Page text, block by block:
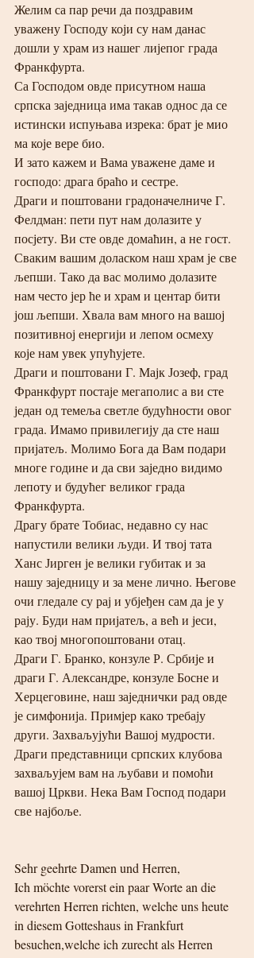
Желим са пар речи да поздравим
уважену Господу који су нам данас
дошли у храм из нашег лијепог града
Франкфурта.
Са Господом овде присутном наша
српска заједница има такав однос да се
истински испуњава изрека: брат је мио
ма које вере био.
И зато кажем и Вама уважене даме и
господо: драга браћо и сестре.
Драги и поштовани градоначелниче Г.
Фелдман: пети пут нам долазите у
посјету. Ви сте овде домаћин, а не гост.
Сваким вашим доласком наш храм је све
љепши. Тако да вас молимо долазите
нам често јер ће и храм и центар бити
још љепши. Хвала вам много на вашој
позитивној енергији и лепом осмеху
које нам увек упућујете.
Драги и поштовани Г. Мајк Јозеф, град
Франкфурт постаје мегаполис а ви сте
један од темеља светле будућности овог
града. Имамо привилегију да сте наш
пријатељ. Молимо Бога да Вам подари
многе године и да сви заједно видимо
лепоту и будућег великог града
Франкфурта.
Драгу брате Тобиас, недавно су нас
напустили велики људи. И твој тата
Ханс Јирген је велики губитак и за
нашу заједницу и за мене лично. Његове
очи гледале су рај и убјеђен сам да је у
рају. Буди нам пријатељ, а већ и јеси,
као твој многопоштовани отац.
Драги Г. Бранко, конзуле Р. Србије и
драги Г. Александре, конзуле Босне и
Херцеговине, наш заједнички рад овде
је симфонија. Примјер како требају
други. Захваљујући Вашој мудрости.
Драги представници српских клубова
захваљујем вам на љубави и помоћи
вашој Цркви. Нека Вам Господ подари
све најбоље.
Sehr geehrte Damen und Herren,
Ich möchte vorerst ein paar Worte an die
verehrten Herren richten, welche uns heute
in diesem Gotteshaus in Frankfurt
besuchen,welche ich zurecht als Herren